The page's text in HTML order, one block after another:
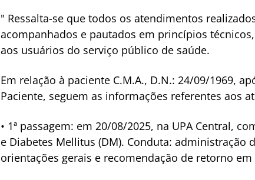
" Ressalta-se que todos os atendimentos
acompanhados e pautados em princípios
aos usuários do serviço público de saúde.
Em relação à paciente C.M.A., D.N.: 24/09/1969,
Paciente, seguem as informações referentes aos
• 1ª passagem: em 20/08/2025, na UPA Central,
e Diabetes Mellitus (DM). Conduta: administração
orientações gerais e recomendação de retorno